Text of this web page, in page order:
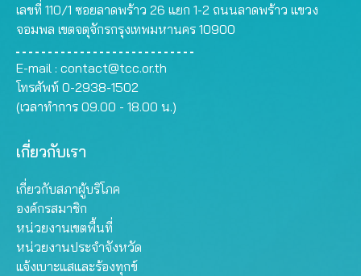
เลขที่ 110/1 ซอยลาดพร้าว 26 แยก 1-2 ถนนลาดพร้าว แขวง
จอมพล เขตจตุจักรกรุงเทพมหานคร 10900
E-mail : contact@tcc.or.th
โทรศัพท์ 0-2938-1502
(เวลาทำการ 09.00 - 18.00 น.)
เกี่ยวกับเรา
เกี่ยวกับสภาผู้บริโภค
องค์กรสมาชิก
หน่วยงานเขตพื้นที่
หน่วยงานประจำจังหวัด
แจ้งเบาะแสและร้องทุกข์